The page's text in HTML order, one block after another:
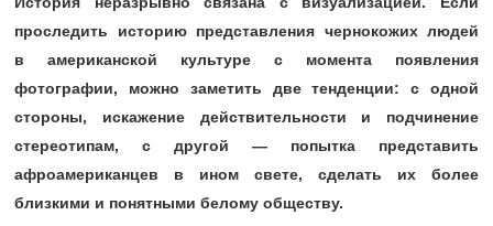
проследить историю представления чернокожих людей
в американской культуре с момента появления
фотографии, можно заметить две тенденции: с одной
стороны, искажение действительности и подчинение
стереотипам, с другой — попытка представить
афроамериканцев в ином свете, сделать их более
близкими и понятными белому обществу.